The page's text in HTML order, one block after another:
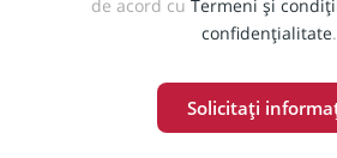
de acord cu Termeni și
confidențialitate.